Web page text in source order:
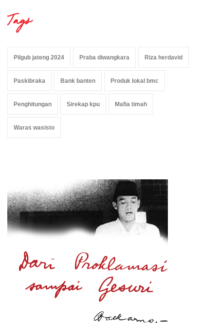
Tags
Pilgub jateng 2024 Praba diwangkara Riza herdavid
Paskibraka Bank banten Produk lokal bmc
Penghitungan Sirekap kpu Mafia timah
Waras wasisto